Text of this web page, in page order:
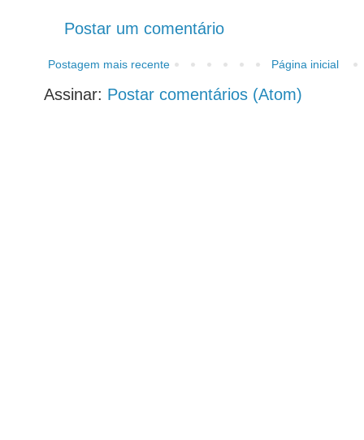
Postar um comentário
Postagem mais recente Página inicial
Assinar: Postar comentários (Atom)